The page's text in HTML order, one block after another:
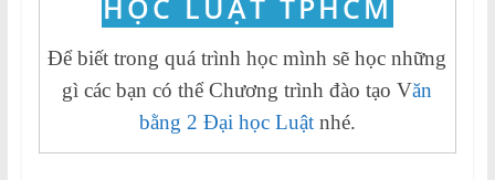
Để biết trong quá trình học mình sẽ học những
gì các bạn có thể Chương trình đào tạo Văn
bằng 2 Đại học Luậtnhé.